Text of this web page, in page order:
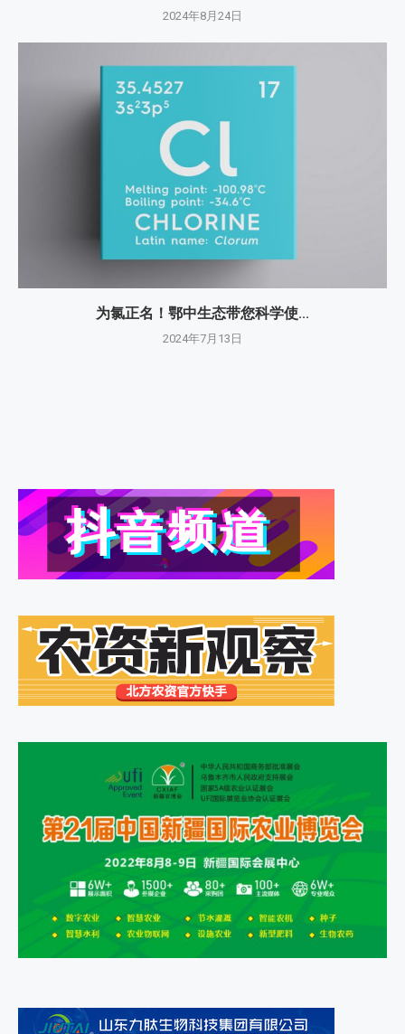
2024年8月24日
为氯正名！鄂中生态带您科学使...
2024年7月13日